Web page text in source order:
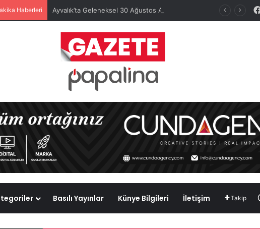
Haberleri
Basılı Yayınlar Künye Bilgileri İletişim Takip